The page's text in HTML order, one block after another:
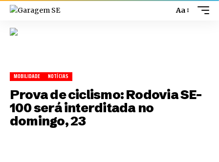
Aa
MOBILIDADE NOTÍCIAS
Prova de ciclismo: Rodovia SE-
100 será interditada no
domingo, 23